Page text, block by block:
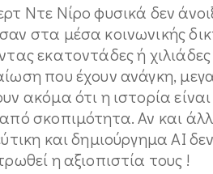
Ντε Νίρο φυσικά δεν
στα μέσα κοινωνικής
εκατοντάδες ή
που έχουν ανάγκη,
ακόμα ότι η ιστορία
σκοπιμότητα. Αν και
και δημιούργημα ΑΙ
η αξιοπιστία τους !